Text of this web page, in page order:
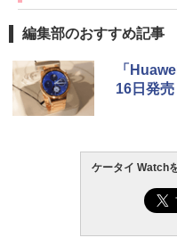
編集部のおすすめ記事
「
16日発売
ケータイ Watch